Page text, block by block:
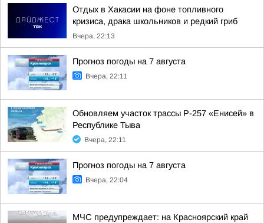
Отдых в Хакасии на фоне топливного
кризиса, драка школьников и редкий гриб
Вчера, 22:13
Прогноз погоды на 7 августа
Вчера, 22:11
Обновляем участок трассы Р-257 «Енисей» в
Республике Тыва
Вчера, 22:11
Прогноз погоды на 7 августа
Вчера, 22:04
МЧС предупреждает: на Красноярский край